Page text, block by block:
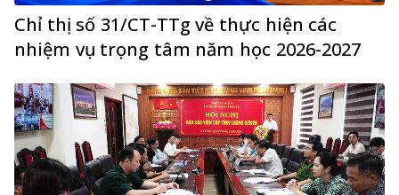
Chỉ thị số 31/CT-TTg về thực hiện các
nhiệm vụ trọng tâm năm học 2026-2027